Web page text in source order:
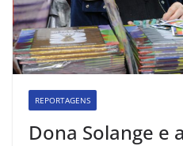
REPORTAGENS
Dona Solange e